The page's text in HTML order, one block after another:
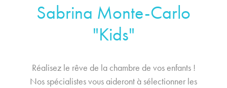
Sabrina Monte-Carlo
"Kids"
Réalisez le rêve de la chambre de vos enfants !
Nos spécialistes vous aideront à sélectionner les